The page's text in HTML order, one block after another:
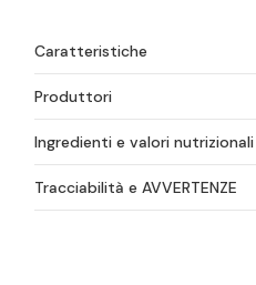
Caratteristiche
Produttori
Ingredienti e valori nutrizionali
Tracciabilità e AVVERTENZE